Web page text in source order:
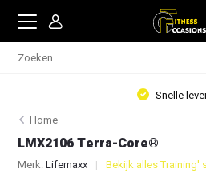
Snelle
Home
LMX2106 Terra-Core®
Merk:Lifemaxx Bekijk alles Training'